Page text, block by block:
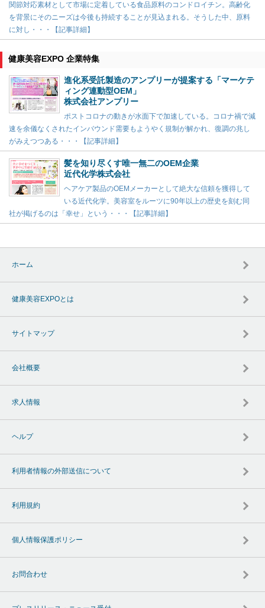
関節対応素材として市場に定着している食品原料のコンドロイチン。高齢化
を背景にそのニーズは今後も持続することが見込まれる。そうした中、原料
に対し・・・【記事詳細】
健康美容EXPO 企業特集
進化系受託製造のアンプリーが提案する「マーケテ
ィング連動型OEM」
株式会社アンプリー
ポストコロナの動きが水面下で加速している。コロナ禍で減
速を余儀なくされたインバウンド需要もようやく規制が解かれ、復調の兆し
がみえつつある・・・【記事詳細】
髪を知り尽くす唯一無二のOEM企業
近代化学株式会社
ヘアケア製品のOEMメーカーとして絶大な信頼を獲得して
いる近代化学。美容室をルーツに90年以上の歴史を刻む同
社が掲げるのは「幸せ」という・・・【記事詳細】
ホーム
健康美容EXPOとは
サイトマップ
会社概要
求人情報
ヘルプ
利用者情報の外部送信について
利用規約
個人情報保護ポリシー
お問合わせ